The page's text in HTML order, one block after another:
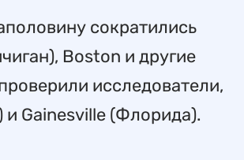
сократились
Boston и другие
исследователи,
и Gainesville (Флорида).